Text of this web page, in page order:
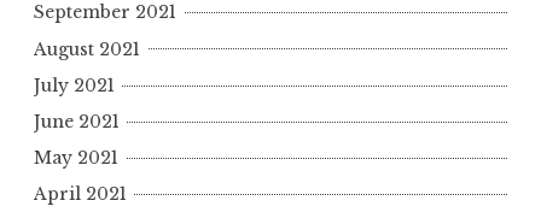
September 2021
August 2021
July 2021
June 2021
May 2021
April 2021